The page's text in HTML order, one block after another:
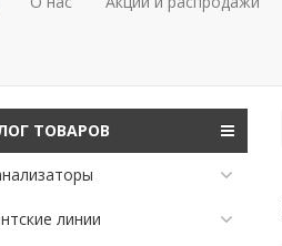
ТОВАРОВ
линии